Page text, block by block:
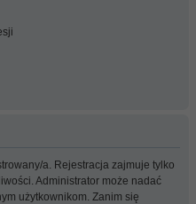
a. Rejestracja zajmuje tylko
Administrator może nadać
użytkownikom. Zanim się